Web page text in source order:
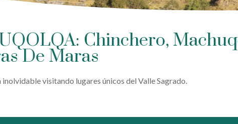
Chinchero,
De Maras
inolvidable visitando lugares únicos del Valle Sagrado.